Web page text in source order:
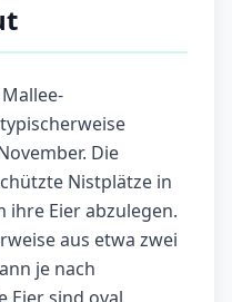
Die
Nistplätze in
ihre Eier abzulegen.
aus etwa zwei
je nach